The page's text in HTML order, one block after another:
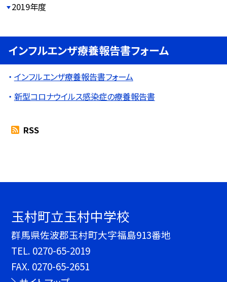
2019年度
インフルエンザ療養報告書フォーム
インフルエンザ療養報告書フォーム
新型コロナウイルス感染症の療養報告書
RSS
玉村町立玉村中学校
群馬県佐波郡玉村町大字福島913番地
TEL. 0270-65-2019
FAX. 0270-65-2651